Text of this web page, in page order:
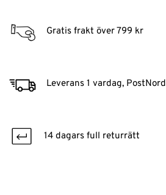
Gratis frakt över 799 kr
Leverans 1 vardag, PostNord
14 dagars full returrätt